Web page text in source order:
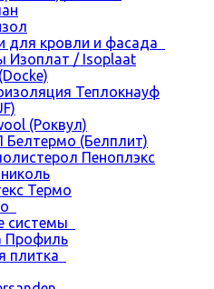
для кровли и фасада
Изоплат / Isoplaat
Теплокнауф
(Роквул)
(Белплит)
Пеноплэкс
Термо
системы
Профиль
плитка